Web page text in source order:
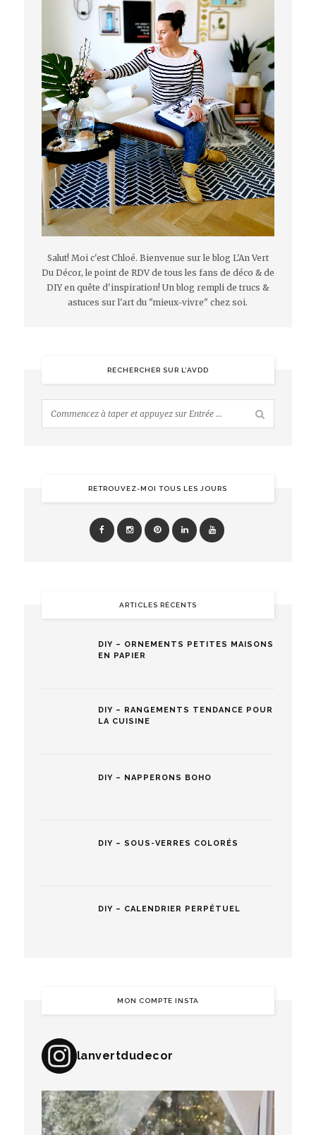
Salut! Moi c'est Chloé. Bienvenue sur le blog L'An Vert
Du Décor, le point de RDV de tous les fans de déco & de
DIY en quête d'inspiration! Un blog rempli de trucs &
astuces sur l'art du "mieux-vivre" chez soi.
RECHERCHER SUR L’AVDD
RETROUVEZ-MOI TOUS LES JOURS
ARTICLES RÉCENTS
DIY – ORNEMENTS PETITES MAISONS
EN PAPIER
DIY – RANGEMENTS TENDANCE POUR
LA CUISINE
DIY – NAPPERONS BOHO
DIY – SOUS-VERRES COLORÉS
DIY – CALENDRIER PERPÉTUEL
MON COMPTE INSTA
lanvertdudecor